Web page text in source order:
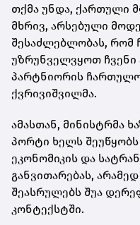
თქმა უნდა, ქართული
მხრივ, არსებული
შესაძლებლობას, რომ
უზრუნველვყოთ
პარტნიორის
ქვრივიშვილმა.
ამასთან, მინისტრმა
პორტი ხელს
ეკონომიკის და
განვითარებას,
შეასრულებს შუა
კონტექსტში.